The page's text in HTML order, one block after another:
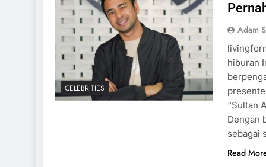
CELEBRITIES
Adam
hiburan
“Sultan
Dengan
sebagai
Read
SPORTS & GAMES